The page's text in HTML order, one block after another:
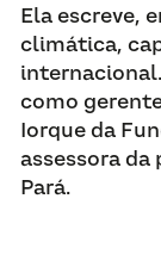
Ela escreve,
climática,
como
Iorque da
assessora da
Pará.